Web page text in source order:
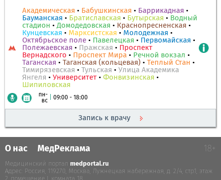
Академическая • Бабушкинская • Баррикадная •
Бауманская • Братиславская • Бутырская • Водный
стадион •Домодедовская • Краснопресненская •
Кунцевская • Марксистская • Молодежная •
Октябрьское поле • Павелецкая • Первомайская •
Полежаевская • Пражская • Проспект
Вернадского • Проспект Мира • Речной вокзал •
Таганская • Таганская (кольцевая) • Теплый Стан •
Тимирязевская • Тульская • Улица Академика
Янгеля • Университет • Фонвизинская •
Шипиловская
пн-
вс
09:00 - 18:00
Запись к врачу
О нас МедРеклама 18+
Медицинский портал medportal.ru
Адрес: Россия, 119270, Москва, Лужнецкая набережная, д. 2/4, стр.1, этаж